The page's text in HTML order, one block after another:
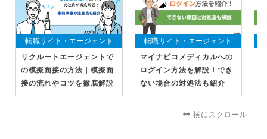
転職サイト・エージェント
リクルートエージェントで
の模擬面接の方法｜模擬面
接の流れやコツを徹底解説
転職サイト・エージェント
マイナビコメディカルへの
ログイン方法を解説！でき
ない場合の対処法も紹介
横にスクロール